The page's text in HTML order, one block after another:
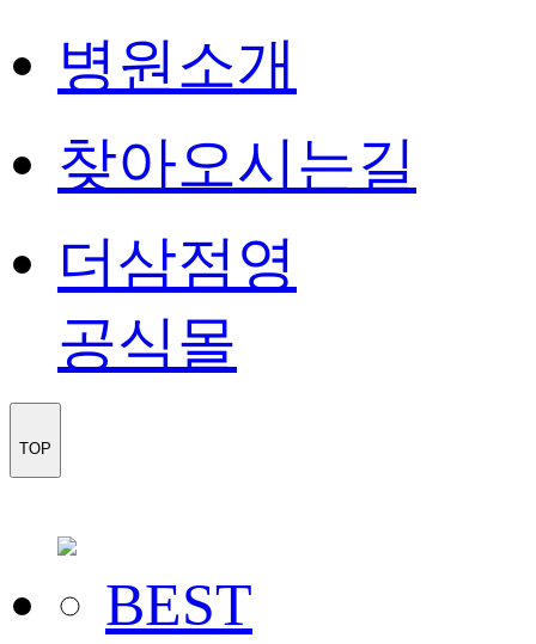
병원소개
찾아오시는길
더삼점영
공식몰
TOP
BEST